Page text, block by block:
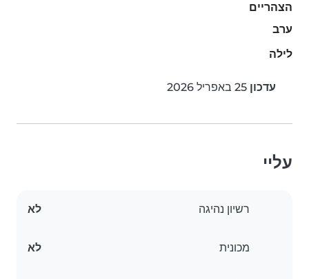
הצהריים
ערב
לילה
עדכון
עליי
רשיון נהיגה לא
מכונית לא